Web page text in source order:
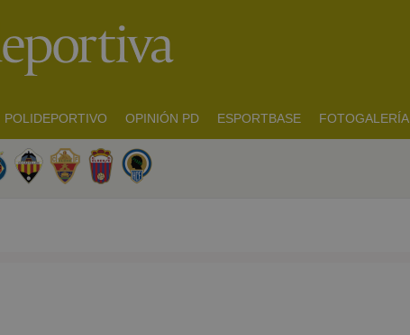
POLIDEPORTIVO OPINIÓN PD ESPORTBASE FOTOGALERÍA